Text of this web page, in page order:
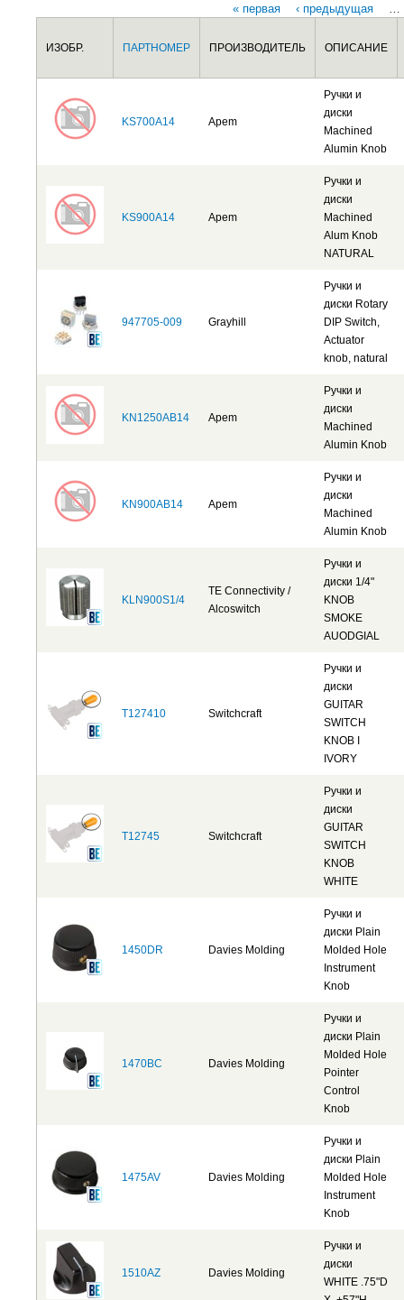
Страницы
« первая ‹ предыдущая
ИЗОБР. ПАРТНОМЕР ПРОИЗВОДИТЕЛЬ ОПИСАНИЕ
KS700A14 Apem
Ручки и
диски
Machined
Alumin Knob
KS900A14 Apem
Ручки и
диски
Machined
Alum Knob
NATURAL
947705-009 Grayhill
Ручки и
диски Rotary
DIP Switch,
Actuator
knob, natural
KN1250AB14 Apem
Ручки и
диски
Machined
Alumin Knob
KN900AB14 Apem
Ручки и
диски
Machined
Alumin Knob
KLN900S1/4
TE Connectivity /
Alcoswitch
Ручки и
диски 1/4"
KNOB
SMOKE
AUODGIAL
T127410 Switchcraft
Ручки и
диски
GUITAR
SWITCH
KNOB I
IVORY
T12745 Switchcraft
Ручки и
диски
GUITAR
SWITCH
KNOB
WHITE
1450DR Davies Molding
Ручки и
диски Plain
Molded Hole
Instrument
Knob
1470BC Davies Molding
Ручки и
диски Plain
Molded Hole
Pointer
Control
Knob
1475AV Davies Molding
Ручки и
диски Plain
Molded Hole
Instrument
Knob
1510AZ Davies Molding
Ручки и
диски
WHITE .75"D